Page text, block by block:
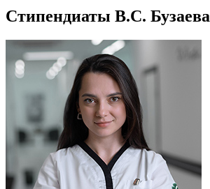
Стипендиаты В.С. Бузаева